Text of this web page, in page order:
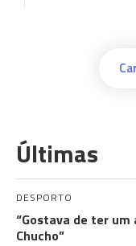
Últimas
DESPORTO
“Gostava de ter
Chucho”